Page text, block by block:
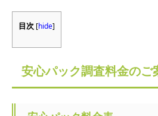
目次 [hide]
安心パック調査料金のご